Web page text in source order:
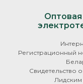
Оптовая
Регистрационный
Свидетельство